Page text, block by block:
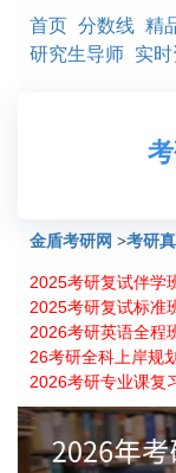
首页 分数线 精
研究生导师 实
金盾考研网 >考研
电子科技大学模拟
2025考研复试伴学
2025考研复试标准
2026考研英语全程
26考研全科上岸规
2026考研专业课复